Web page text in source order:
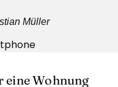
Müller
eine Wohnung